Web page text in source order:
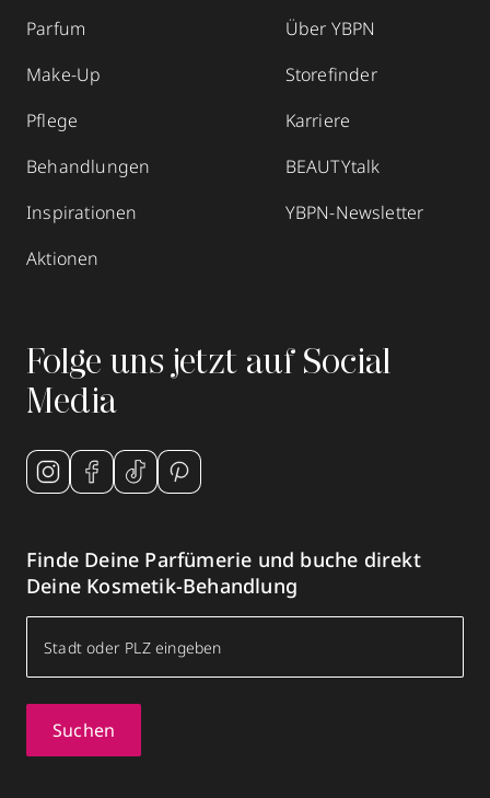
Parfum
Make-Up
Pflege
Behandlungen
Inspirationen
Aktionen
Über YBPN
Storefinder
Karriere
BEAUTYtalk
YBPN-Newsletter
Folge uns jetzt auf Social
Media
Finde Deine Parfümerie und buche direkt
Deine Kosmetik-Behandlung
Suchen